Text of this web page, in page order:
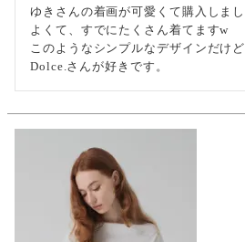
ゆきさんの着画が可愛くて購入しま
よくて、すでにたくさん着てますw
このようなシンプルなデザインだけ
Dolce.さんが好きです。